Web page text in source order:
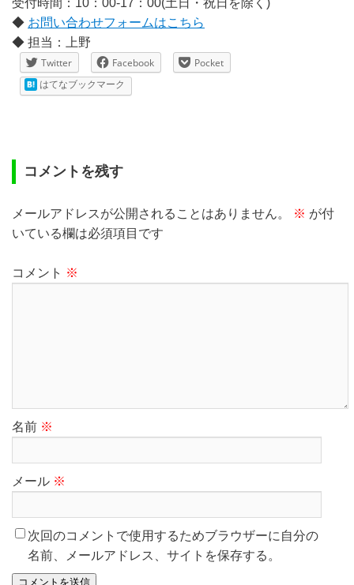
受付時間：10：00-17：00(土日・祝日を除く)
◆ お問い合わせフォームはこちら
◆ 担当：上野
Twitter
Facebook
Pocket
はてなブックマーク
コメントを残す
メールアドレスが公開されることはありません。 ※ が付
いている欄は必須項目です
コメント ※
名前 ※
メール ※
次回のコメントで使用するためブラウザーに自分の
名前、メールアドレス、サイトを保存する。